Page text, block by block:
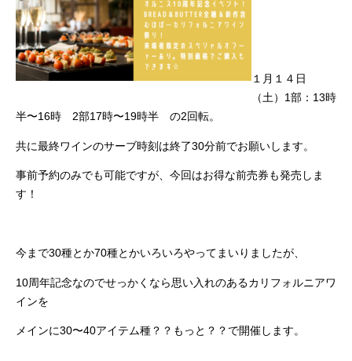
１月１４日
（土）1部：13時
半〜16時 2部17時〜19時半 の2回転。
共に最終ワインのサーブ時刻は終了30分前でお願いします。
事前予約のみでも可能ですが、今回はお得な前売券も発売しま
す！
今まで30種とか70種とかいろいろやってまいりましたが、
10周年記念なのでせっかくなら思い入れのあるカリフォルニアワ
インを
メインに30〜40アイテム種？？もっと？？で開催します。